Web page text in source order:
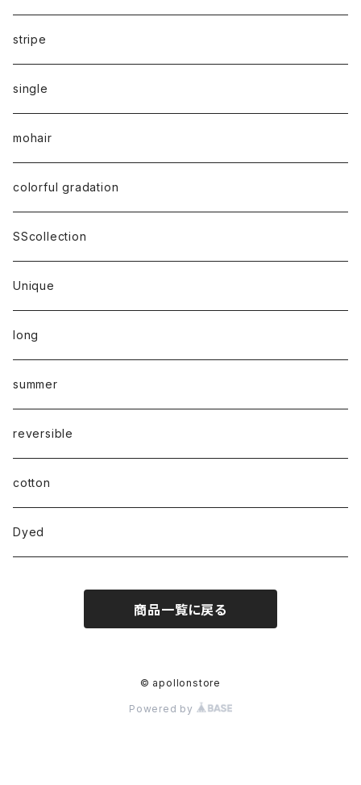
stripe
single
mohair
colorful gradation
SScollection
Unique
long
summer
reversible
cotton
Dyed
商品一覧に戻る
© apollonstore
Powered by